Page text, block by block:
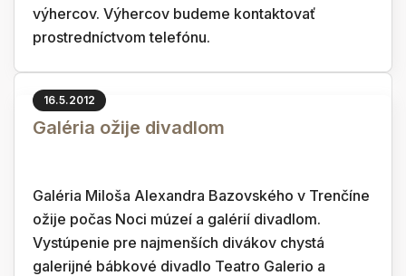
výhercov. Výhercov budeme kontaktovať
prostredníctvom telefónu.
16.5.2012
Galéria ožije divadlom
Galéria Miloša Alexandra Bazovského v Trenčíne
ožije počas Noci múzeí a galérií divadlom.
Vystúpenie pre najmenších divákov chystá
galerijné bábkové divadlo Teatro Galerio a